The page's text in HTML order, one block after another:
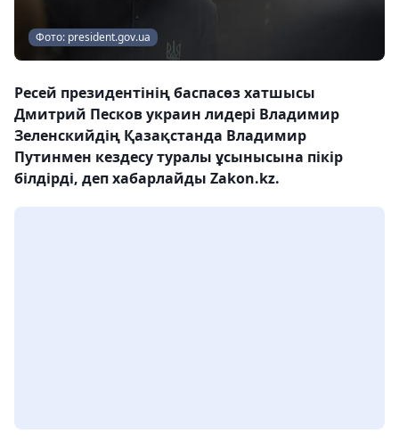
Фото: president.gov.ua
Ресей президентінің баспасөз хатшысы
Дмитрий Песков украин лидері Владимир
Зеленскийдің Қазақстанда Владимир
Путинмен кездесу туралы ұсынысына пікір
білдірді, деп хабарлайды Zakon.kz.